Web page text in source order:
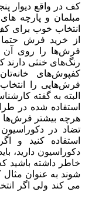
کف در واقع دیوار
مبلمان و پارچه­
انتخاب خوب برای
از خرید فرش
فرش‌ها را روی آن
رنگ‌های خنثی دارند
کفپوش‌های
فرش‌هایی را
البته به گفته
استفاده شده در
هرچه بیشتر فرش‌ها
تضاد در
استفاده کنید و
دکوراسیون دارید،
خاطر داشته باشید
شوند به عنوان مثال
می کند ولی اگر